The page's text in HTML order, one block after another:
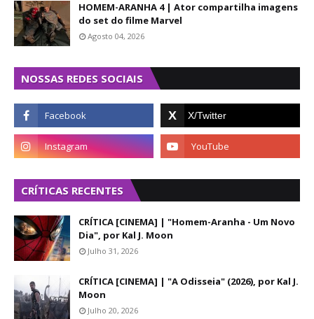
HOMEM-ARANHA 4 | Ator compartilha imagens
do set do filme Marvel
Agosto 04, 2026
NOSSAS REDES SOCIAIS
CRÍTICAS RECENTES
CRÍTICA [CINEMA] | "Homem-Aranha - Um Novo
Dia", por Kal J. Moon
Julho 31, 2026
CRÍTICA [CINEMA] | "A Odisseia" (2026), por Kal J.
Moon
Julho 20, 2026